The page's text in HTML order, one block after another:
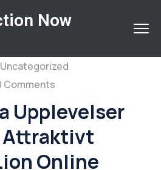
Now
Uncategorized
Comments
Upplevelser
Attraktivt
Online